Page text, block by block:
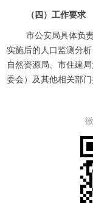
（四）工作要求
市公安局具体负
实施后的人口监测分
自然资源局、市住建
委会）及其他相关部